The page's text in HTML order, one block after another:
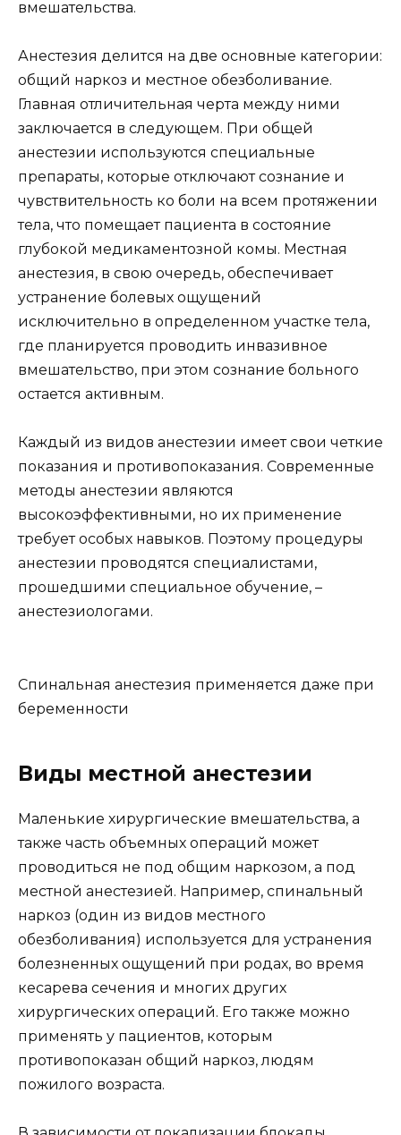
вмешательства.
Анестезия делится на две основные категории:
общий наркоз и местное обезболивание.
Главная отличительная черта между ними
заключается в следующем. При общей
анестезии используются специальные
препараты, которые отключают сознание и
чувствительность ко боли на всем протяжении
тела, что помещает пациента в состояние
глубокой медикаментозной комы. Местная
анестезия, в свою очередь, обеспечивает
устранение болевых ощущений
исключительно в определенном участке тела,
где планируется проводить инвазивное
вмешательство, при этом сознание больного
остается активным.
Каждый из видов анестезии имеет свои четкие
показания и противопоказания. Современные
методы анестезии являются
высокоэффективными, но их применение
требует особых навыков. Поэтому процедуры
анестезии проводятся специалистами,
прошедшими специальное обучение, –
анестезиологами.
Спинальная анестезия применяется даже при
беременности
Виды местной анестезии
Маленькие хирургические вмешательства, а
также часть объемных операций может
проводиться не под общим наркозом, а под
местной анестезией. Например, спинальный
наркоз (один из видов местного
обезболивания) используется для устранения
болезненных ощущений при родах, во время
кесарева сечения и многих других
хирургических операций. Его также можно
применять у пациентов, которым
противопоказан общий наркоз, людям
пожилого возраста.